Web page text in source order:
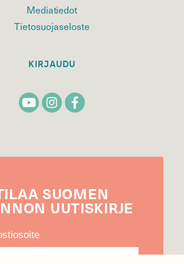
Mediatiedot
Tietosuojaseloste
KIRJAUDU
SUOMEN
UUTIS­KIRJE